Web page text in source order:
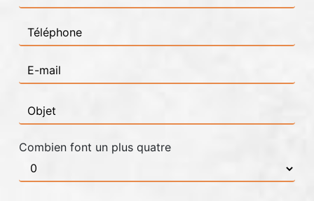
Combien font un plus quatre